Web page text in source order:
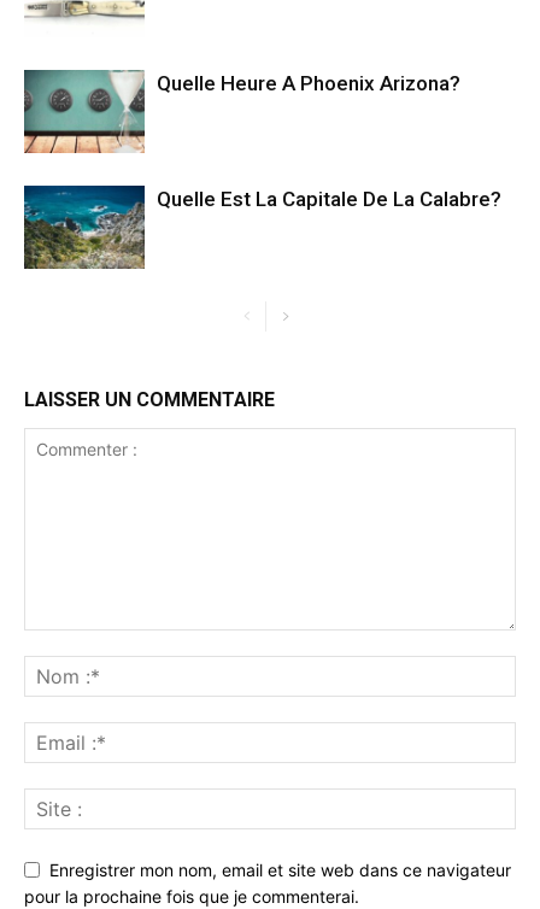
Quelle Heure A Phoenix Arizona?
Quelle Est La Capitale De La Calabre?
LAISSER UN COMMENTAIRE
Enregistrer mon nom, email et site web dans ce navigateur
pour la prochaine fois que je commenterai.